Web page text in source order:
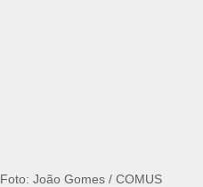
Foto: João Gomes / COMUS